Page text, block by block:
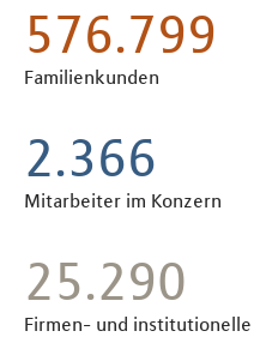
597.100
Familienkunden
2.539
Mitarbeiter im Konzern
27.400
Firmen- und